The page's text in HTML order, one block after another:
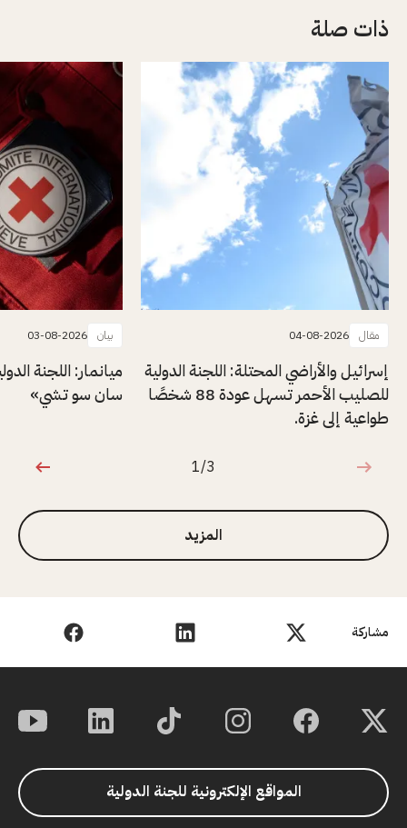
مشاركة
ذات صلة
مقال 04-08-2026
إسرائيل والأراضي المحتلة: اللجنة الدولية
للصليب الأحمر تسهل عودة 88 شخصًا
طواعية إلى غزة.
بيان 03-08-2026
ميانمار: اللجنة
سان سو تشي»
1 من 3
1/3
المزيد
المواقع الإلكترونية للجنة الدولية